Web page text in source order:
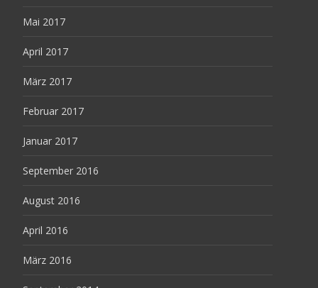
Mai 2017
April 2017
März 2017
Februar 2017
Januar 2017
September 2016
August 2016
April 2016
März 2016